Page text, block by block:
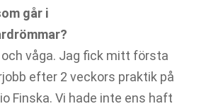
går i
och våga. Jag fick mitt första
efter 2 veckors praktik på
Finska. Vi hade inte ens haft